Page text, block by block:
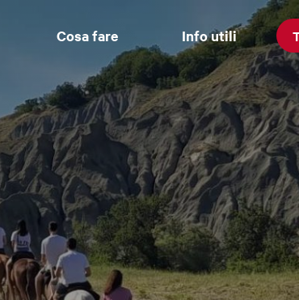
Cosa fare Info utili